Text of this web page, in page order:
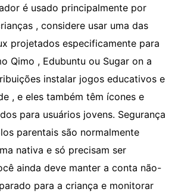
é usado principalmente por
, considere usar uma das
projetados especificamente para
Qimo , Edubuntu ou Sugar on a
instalar jogos educativos e
, e eles também têm ícones e
para usuários jovens. Segurança
parentais são normalmente
nativa e só precisam ser
ainda deve manter a conta não-
para a criança e monitorar